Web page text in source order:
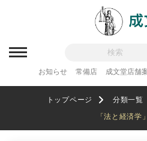
お知らせ 常備店 成文堂店舗
トップページ 分類一覧
「法と経済学